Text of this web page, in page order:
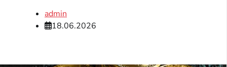
admin
18.06.2026